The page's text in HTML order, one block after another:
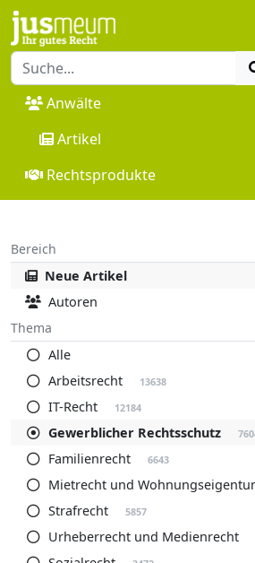
Anwälte
Artikel
Rechtsprodukte
Bereich
Neue Artikel
Autoren
Thema
Alle
Arbeitsrecht
13638
IT-Recht 12184
Gewerblicher Rechtsschutz
Familienrecht 6643
Mietrecht und
Strafrecht 5857
Urheberrecht und Medienrecht